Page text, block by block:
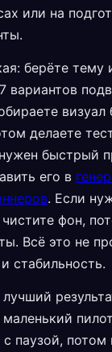
или на
берёте тему
вариантов
визуал
делаете
быстрый
его в
. Если
чистите фон,
Всё это не
стабильность.
паузой, потом